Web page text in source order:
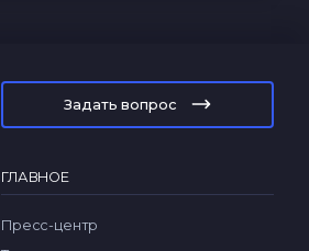
Задать вопрос
ГЛАВНОЕ
Пресс-центр